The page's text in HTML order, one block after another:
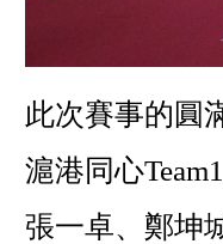
此次賽事的圓
滬港同心
張一卓、鄭坤